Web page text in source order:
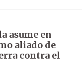
asume en
aliado de
contra el